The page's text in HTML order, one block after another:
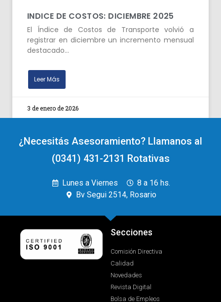
INDICE DE COSTOS: DICIEMBRE 2025
El Índice de Costos de Transporte volvió a
registrar en diciembre un incremento mensual
destacado…
Leer Más
3 de enero de 2026
¿Necesitás Asesoramiento? Llamanos al
(0341) 431-2131 Rotativas
Lunes a Viernes
8 a 16 hs.
Bv Segui 2514, Rosario
Secciones
Comisión Directiva
Calidad
Novedades
Revista Digital
Bolsa de Empleos